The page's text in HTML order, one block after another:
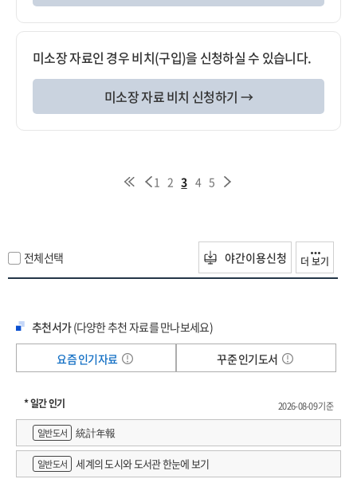
미소장 자료인 경우 비치(구입)을 신청하실 수 있습니다.
미소장 자료 비치 신청하기 →
1 2 3 4 5
전체선택 야간이용신청 더 보기
추천서가(다양한 추천 자료를 만나보세요)
요즘 인기자료
꾸준 인기도서
* 일간 인기
2026-08-09 기준
일반도서
統計年報
일반도서 세계의 도시와 도서관 한눈에 보기